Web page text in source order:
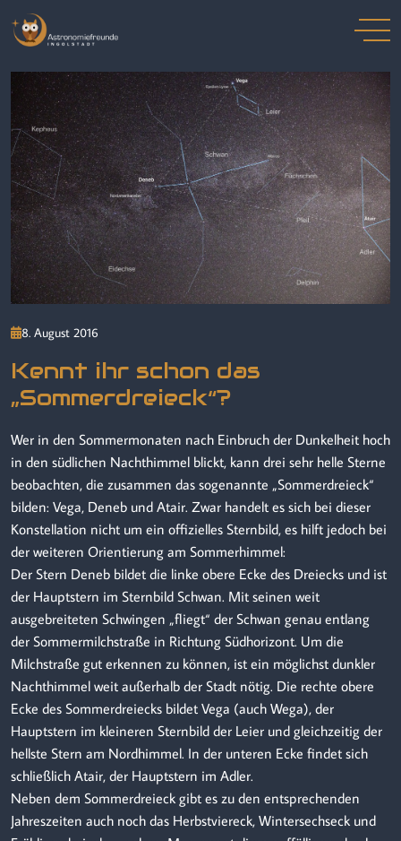
8. August 2016
Kennt ihr schon das
„Sommerdreieck“?
Wer in den Sommermonaten nach Einbruch der Dunkelheit hoch
in den südlichen Nachthimmel blickt, kann drei sehr helle Sterne
beobachten, die zusammen das sogenannte „Sommerdreieck“
bilden: Vega, Deneb und Atair. Zwar handelt es sich bei dieser
Konstellation nicht um ein offizielles Sternbild, es hilft jedoch bei
der weiteren Orientierung am Sommerhimmel:
Der Stern Deneb bildet die linke obere Ecke des Dreiecks und ist
der Hauptstern im Sternbild Schwan. Mit seinen weit
ausgebreiteten Schwingen „fliegt“ der Schwan genau entlang
der Sommermilchstraße in Richtung Südhorizont. Um die
Milchstraße gut erkennen zu können, ist ein möglichst dunkler
Nachthimmel weit außerhalb der Stadt nötig. Die rechte obere
Ecke des Sommerdreiecks bildet Vega (auch Wega), der
Hauptstern im kleineren Sternbild der Leier und gleichzeitig der
hellste Stern am Nordhimmel. In der unteren Ecke findet sich
schließlich Atair, der Hauptstern im Adler.
Neben dem Sommerdreieck gibt es zu den entsprechenden
Jahreszeiten auch noch das Herbstviereck, Wintersechseck und